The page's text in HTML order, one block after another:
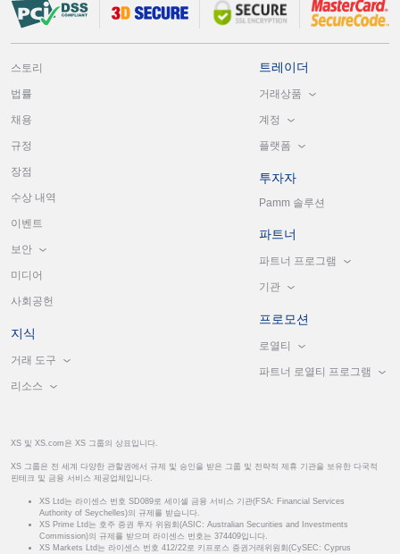
스토리
법률
채용
규정
장점
수상 내역
이벤트
보안
미디어
사회공헌
지식
거래 도구
리소스
트레이더
거래상품
계정
플랫폼
투자자
Pamm 솔루션
파트너
파트너 프로그램
기관
프로모션
로열티
파트너 로열티 프로그램
XS 및 XS.com은 XS 그룹의 상표입니다.
XS 그룹은 전 세계 다양한 관할권에서 규제 및 승인을 받은 그룹 및 전략적 제휴 기관을 보유한 다국적
핀테크 및 금융 서비스 제공업체입니다.
XS Ltd는 라이센스 번호 SD089로 세이셸 금융 서비스 기관(FSA: Financial Services
Authority of Seychelles)의 규제를 받습니다.
XS Prime Ltd는 호주 증권 투자 위원회(ASIC: Australian Securities and Investments
Commission)의 규제를 받으며 라이센스 번호는 374409입니다.
XS Markets Ltd는 라이센스 번호 412/22로 키프로스 증권거래위원회(CySEC: Cyprus